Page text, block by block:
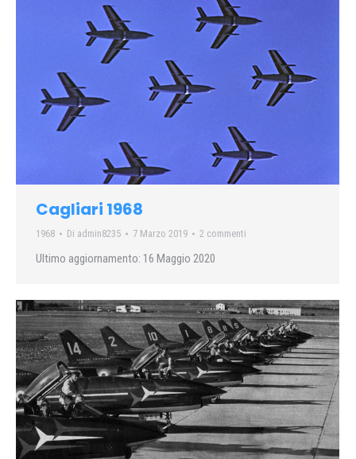
Cagliari 1968
1968 Di admin8235 7 Marzo 2019 2 commenti
Ultimo aggiornamento: 16 Maggio 2020